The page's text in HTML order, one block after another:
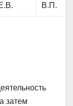
В.П.
затем